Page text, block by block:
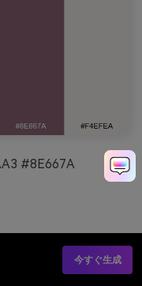
#8E667A
今すぐ生成